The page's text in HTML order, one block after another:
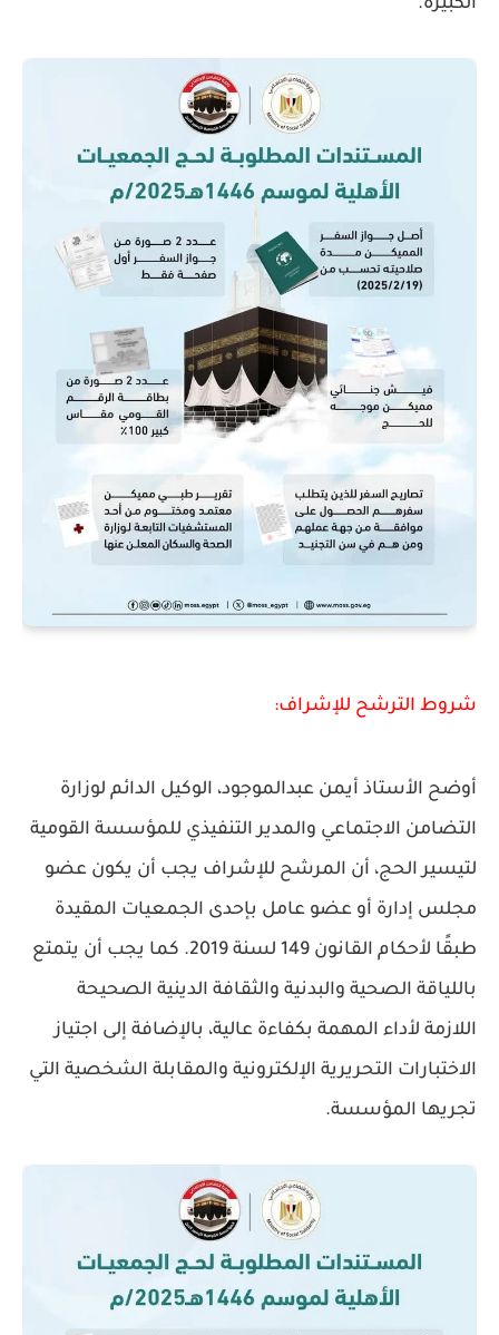
شروط الترشح للإشراف:
أوضح الأستاذ أيمن عبدالموجود، الوكيل الدائم لوزارة
التضامن الاجتماعي والمدير التنفيذي للمؤسسة القومية
لتيسير الحج، أن المرشح للإشراف يجب أن يكون عضو
مجلس إدارة أو عضو عامل بإحدى الجمعيات المقيدة
طبقًا لأحكام القانون 149 لسنة 2019. كما يجب أن يتمتع
باللياقة الصحية والبدنية والثقافة الدينية الصحيحة
اللازمة لأداء المهمة بكفاءة عالية، بالإضافة إلى اجتياز
الاختبارات التحريرية الإلكترونية والمقابلة الشخصية التي
تجريها المؤسسة.